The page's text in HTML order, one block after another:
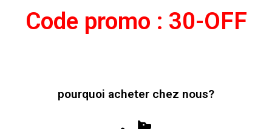
Code promo : 30-OFF
pourquoi acheter chez nous?